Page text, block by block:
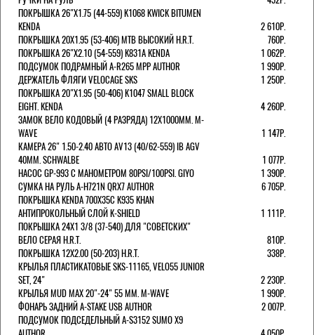
ПОКРЫШКА 26"Х1.75 (44-559) K1068 KWICK BITUMEN
KENDA
2 610Р.
ПОКРЫШКА 20X1.95 (53-406) MTB ВЫСОКИЙ H.R.T.
760Р.
ПОКРЫШКА 26"Х2.10 (54-559) K831A KENDA
1 062Р.
ПОДСУМОК ПОДРАМНЫЙ A-R265 MPP AUTHOR
1 990Р.
ДЕРЖАТЕЛЬ ФЛЯГИ VELOCAGE SKS
1 250Р.
ПОКРЫШКА 20"Х1.95 (50-406) K1047 SMALL BLOCK
EIGHT. KENDA
4 260Р.
ЗАМОК ВЕЛО КОДОВЫЙ (4 РАЗРЯДА) 12Х1000ММ. M-
WAVE
1 147Р.
КАМЕРА 26" 1.50-2.40 АВТО AV13 (40/62-559) IB AGV
40MM. SCHWALBE
1 077Р.
НАСОС GP-993 С МАНОМЕТРОМ 80PSI/100PSI. GIYO
1 390Р.
СУМКА НА РУЛЬ A-H721N QRX7 AUTHOR
6 705Р.
ПОКРЫШКА KENDA 700Х35С K935 KHAN
АНТИПРОКОЛЬНЫЙ СЛОЙ K-SHIELD
1 111Р.
ПОКРЫШКА 24X1 3/8 (37-540) ДЛЯ "СОВЕТСКИХ"
ВЕЛО СЕРАЯ H.R.T.
810Р.
ПОКРЫШКА 12X2.00 (50-203) H.R.T.
338Р.
КРЫЛЬЯ ПЛАСТИКАТОВЫЕ SKS-11165, VELO55 JUNIOR
SET, 24"
2 230Р.
КРЫЛЬЯ MUD MAX 20"-24" 55 ММ. M-WAVE
1 990Р.
ФОНАРЬ ЗАДНИЙ A-STAKE USB AUTHOR
2 007Р.
ПОДСУМОК ПОДСЕДЕЛЬНЫЙ A-S3152 SUMO X9